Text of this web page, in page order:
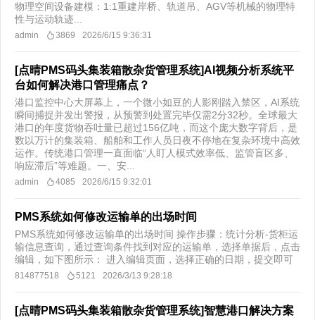
物理空间设备建模：1:1重建岸桥、轨道吊、AGV等机械的物理特
性与运动轨迹...
admin 3869 2026/6/15 9:36:31
[点晴PMS码头集装箱散杂货管理系统]AI视频分析系统平
台如何解决港口管理痛点？
港口监控中心大屏幕上，一个微小如豆的人影刚踏入禁区，AI系统
瞬间捕捉并发出警报，从预警到处置完毕仅需2分32秒。全球最大
港口的年度货物吞吐量已超过156亿吨，而这个庞大数字背后，是
数以万计的集装箱、船舶和工作人员日夜不停地在复杂环境中高效
运作。传统港口管理一直面临“人盯人模式效率低、监管盲区多、
响应滞后”等难题。一、安...
admin 4085 2026/6/15 9:32:01
PMS系统如何修改运输单的出场时间
PMS系统如何修改运输单的出场时间 操作步骤：统计分析-货柜运
输信息查询，通过查询条件找到对应的运输单，选择单据后，点击
编辑，如下图所示： 进入编辑页面，选择正确的日期，提交即可
814877518 5121 2026/3/13 9:28:18
[点晴PMS码头集装箱散杂货管理系统]智慧港口解决方案